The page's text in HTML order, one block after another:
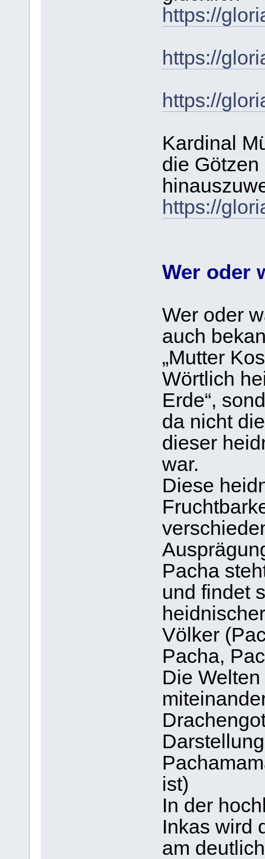
https://
https://
https://
Kardinal
die
https://
Wer oder
Wer oder
auch
„Mutter
Wörtlich
Erde“,
da nicht
dieser
war.
Diese
Pacha
und findet
Völker
Pacha,
Die
ist)
In der
Inkas wird
am